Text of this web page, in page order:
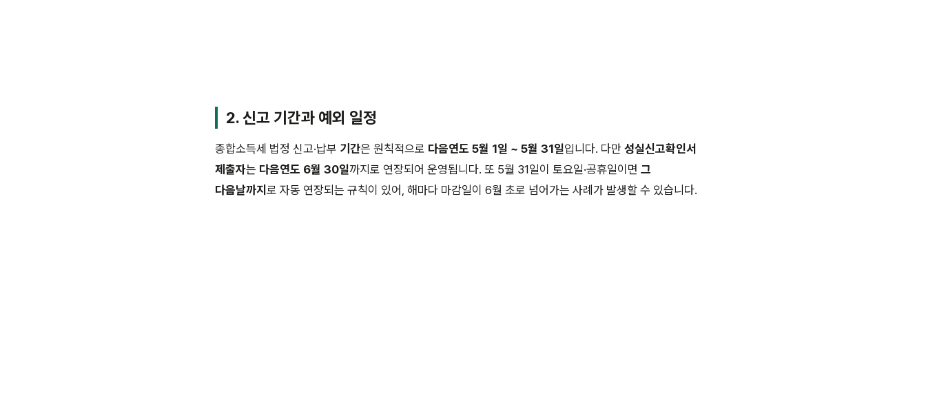
2. 신고 기간과 예외 일정
종합소득세 법정 신고·납부 기간은 원칙적으로 다음연도 5월 1일 ~ 5월 31일입니다. 다만 성실신고확인서
제출자는 다음연도 6월 30일까지로 연장되어 운영됩니다. 또 5월 31일이 토요일·공휴일이면 그
다음날까지 로 자동 연장되는 규칙이 있어, 해마다 마감일이 6월 초로 넘어가는 사례가 발생할 수 있습니다.